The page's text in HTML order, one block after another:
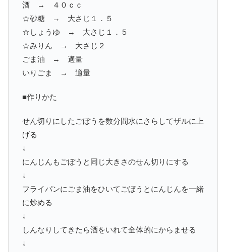
酒 → ４０ｃｃ
☆砂糖 → 大さじ１．５
☆しょうゆ → 大さじ１．５
☆みりん → 大さじ２
ごま油 → 適量
いりごま → 適量
■作りかた
せん切りにしたごぼうを数分間水にさらしてザルに上
げる
↓
にんじんもごぼうと同じ大きさのせん切りにする
↓
フライパンにごま油をひいてごぼうとにんじんを一緒
に炒める
↓
しんなりしてきたら酒をいれて全体的にからませる
↓